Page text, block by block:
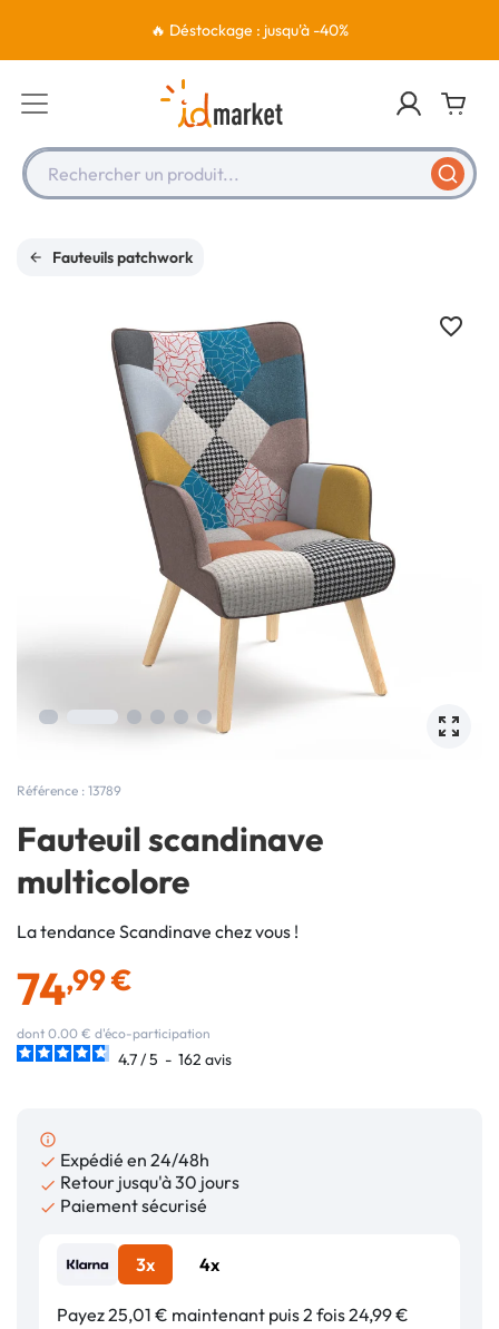
🔥 Déstockage : jusqu'à -40%
Rechercher un produit...
Fauteuils patchwork
Référence : 13789
Fauteuil scandinave
multicolore
La tendance Scandinave chez vous !
74,99 €
dont 0.00 € d'éco-participation
4.7/5 - 162 avis
info_outline
 Expédié en 24/48h
 Retour jusqu'à 30 jours
 Paiement sécurisé
3x 4x
Payez 25,01 € maintenant puis 2 fois 24,99 €
favorite_border